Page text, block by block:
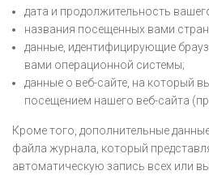
дата и продолжительность
названия посещенных вами
данные, идентифицирующие
вами операционной системы;
данные о веб-сайте, на который
посещением нашего веб-сайта
Кроме того, дополнительные
файла журнала, который
автоматическую запись всех или